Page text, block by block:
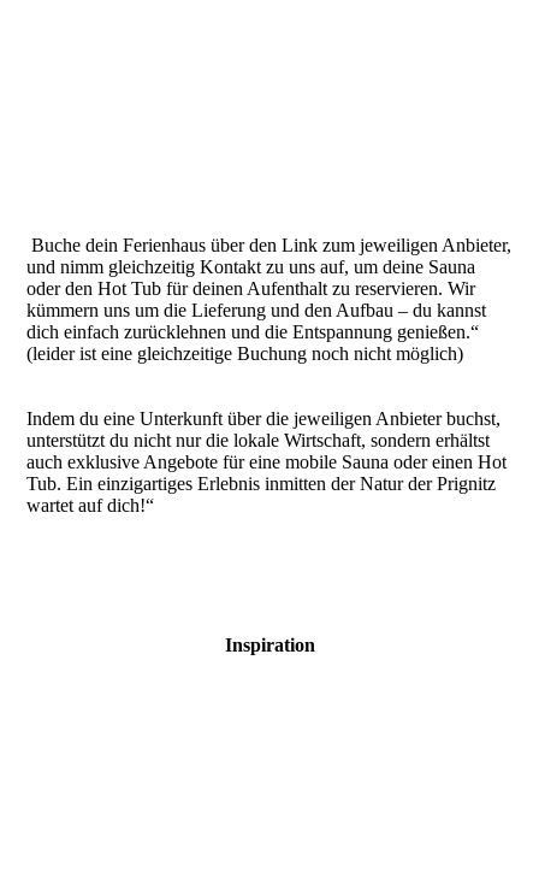
Buche dein Ferienhaus über den Link zum jeweiligen Anbieter,
und nimm gleichzeitig Kontakt zu uns auf, um deine Sauna
oder den Hot Tub für deinen Aufenthalt zu reservieren. Wir
kümmern uns um die Lieferung und den Aufbau – du kannst
dich einfach zurücklehnen und die Entspannung genießen.“
(leider ist eine gleichzeitige Buchung noch nicht möglich)
Indem du eine Unterkunft über die jeweiligen Anbieter buchst,
unterstützt du nicht nur die lokale Wirtschaft, sondern erhältst
auch exklusive Angebote für eine mobile Sauna oder einen Hot
Tub. Ein einzigartiges Erlebnis inmitten der Natur der Prignitz
wartet auf dich!“
Inspiration